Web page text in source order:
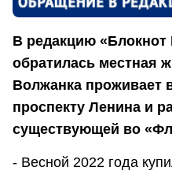
В редакцию «Блокнот
обратилась местная
Волжанка проживает
проспекту Ленина и
существующей во
- Весной 2022 года